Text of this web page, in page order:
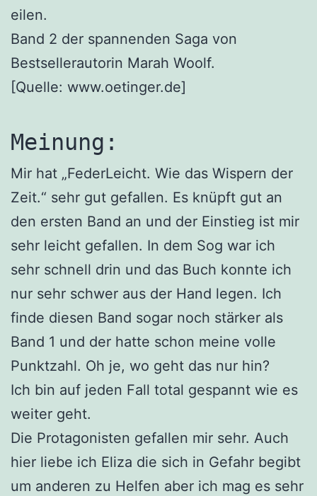
eilen.
Band 2 der spannenden Saga von
Bestsellerautorin Marah Woolf.
[Quelle: www.oetinger.de]
Meinung:
Mir hat „FederLeicht. Wie das Wispern der
Zeit.“ sehr gut gefallen. Es knüpft gut an
den ersten Band an und der Einstieg ist mir
sehr leicht gefallen. In dem Sog war ich
sehr schnell drin und das Buch konnte ich
nur sehr schwer aus der Hand legen. Ich
finde diesen Band sogar noch stärker als
Band 1 und der hatte schon meine volle
Punktzahl. Oh je, wo geht das nur hin?
Ich bin auf jeden Fall total gespannt wie es
weiter geht.
Die Protagonisten gefallen mir sehr. Auch
hier liebe ich Eliza die sich in Gefahr begibt
um anderen zu Helfen aber ich mag es sehr